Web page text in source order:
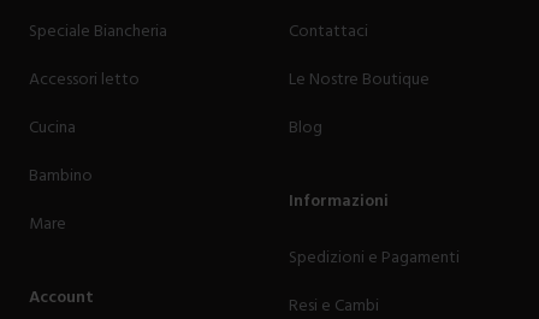
Speciale Biancheria
Accessori letto
Cucina
Bambino
Mare
Account
Contattaci
Le Nostre Boutique
Blog
Informazioni
Spedizioni e Pagamenti
Resi e Cambi